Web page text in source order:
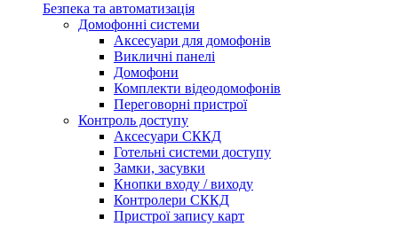
Безпека та автоматизація
Домофонні системи
Аксесуари для домофонів
Викличні панелі
Домофони
Комплекти відеодомофонів
Переговорні пристрої
Контроль доступу
Аксесуари СККД
Готельні системи доступу
Замки, засувки
Кнопки входу / виходу
Контролери СККД
Пристрої запису карт